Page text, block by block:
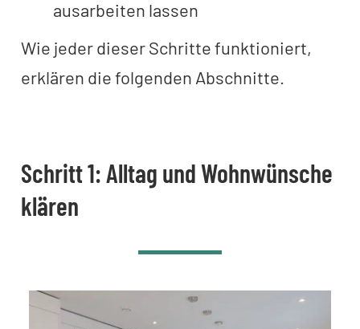
ausarbeiten lassen
Wie jeder dieser Schritte funktioniert,
erklären die folgenden Abschnitte.
Schritt 1: Alltag und Wohnwünsche
klären